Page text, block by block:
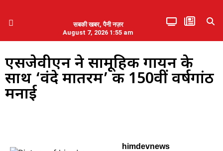
सबकी खबर, पैनी नज़र
August 7, 2026 1:55 am
एसजेवीएन ने सामूहिक गायन के
साथ ‘वंदे मातरम’ की 150वीं वर्षगांठ
मनाई
himdevnews